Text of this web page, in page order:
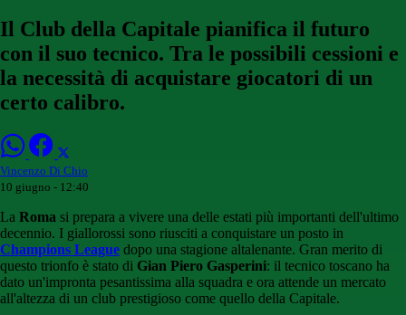
Il Club della Capitale pianifica il futuro
con il suo tecnico. Tra le possibili cessioni e
la necessità di acquistare giocatori di un
certo calibro.
Vincenzo Di Chio
10 giugno - 12:40
La Roma si prepara a vivere una delle estati più importanti dell'ultimo
decennio. I giallorossi sono riusciti a conquistare un posto in
Champions League dopo una stagione altalenante. Gran merito di
questo trionfo è stato di Gian Piero Gasperini: il tecnico toscano ha
dato un'impronta pesantissima alla squadra e ora attende un mercato
all'altezza di un club prestigioso come quello della Capitale.